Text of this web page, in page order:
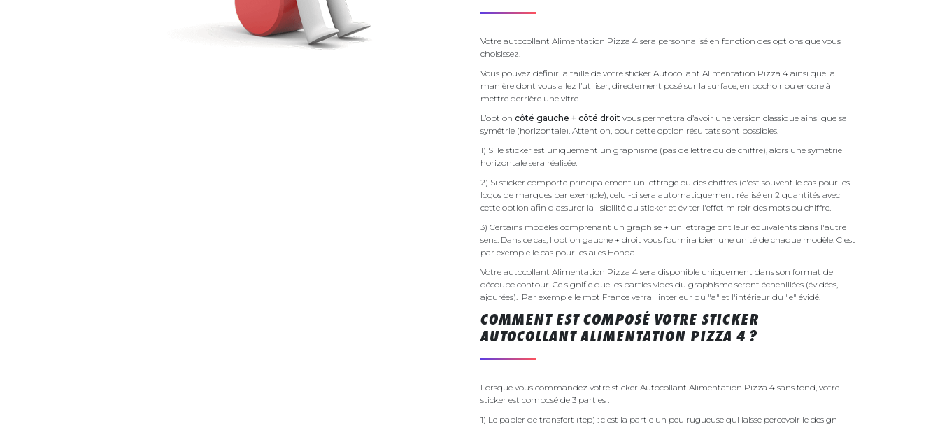
Votre autocollant Alimentation Pizza 4 sera personnalisé en fonction des options que vous
choisissez.
Vous pouvez définir la taille de votre sticker Autocollant Alimentation Pizza 4 ainsi que la
manière dont vous allez l’utiliser; directement posé sur la surface, en pochoir ou encore à
mettre derrière une vitre.
L’option côté gauche + côté droit vous permettra d’avoir une version classique ainsi que sa
symétrie (horizontale). Attention, pour cette option résultats sont possibles.
1) Si le sticker est uniquement un graphisme (pas de lettre ou de chiffre), alors une symétrie
horizontale sera réalisée.
2) Si sticker comporte principalement un lettrage ou des chiffres (c'est souvent le cas pour les
logos de marques par exemple), celui-ci sera automatiquement réalisé en 2 quantités avec
cette option afin d'assurer la lisibilité du sticker et éviter l'effet miroir des mots ou chiffre.
3) Certains modèles comprenant un graphise + un lettrage ont leur équivalents dans l'autre
sens. Dans ce cas, l'option gauche + droit vous fournira bien une unité de chaque modèle. C'est
par exemple le cas pour les ailes Honda.
Votre autocollant Alimentation Pizza 4 sera disponible uniquement dans son format de
découpe contour. Ce signifie que les parties vides du graphisme seront échenillées (évidées,
ajourées). Par exemple le mot France verra l'interieur du "a" et l'intérieur du "e" évidé.
COMMENT EST COMPOSÉ VOTRE STICKER
AUTOCOLLANT ALIMENTATION PIZZA 4 ?
Lorsque vous commandez votre sticker Autocollant Alimentation Pizza 4 sans fond, votre
sticker est composé de 3 parties :
1) Le papier de transfert (tep) : c'est la partie un peu rugueuse qui laisse percevoir le design